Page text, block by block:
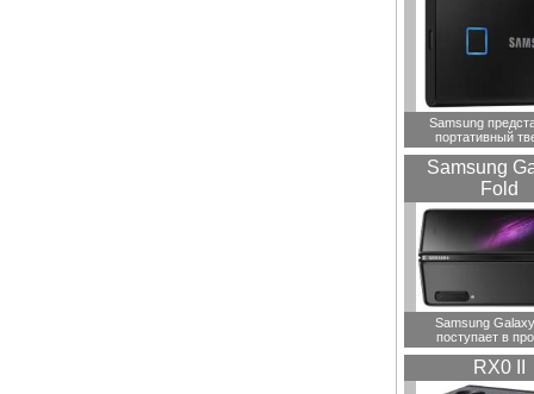
Samsung
портативный
Samsung
Fold
Samsung
поступает в
RX0 II